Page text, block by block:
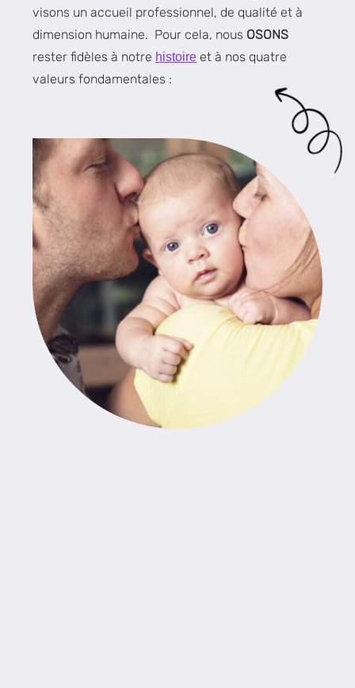
visons un accueil professionnel, de qualité et à
dimension humaine. Pour cela, nous OSONS
rester fidèles à notre histoire et à nos quatre
valeurs fondamentales :